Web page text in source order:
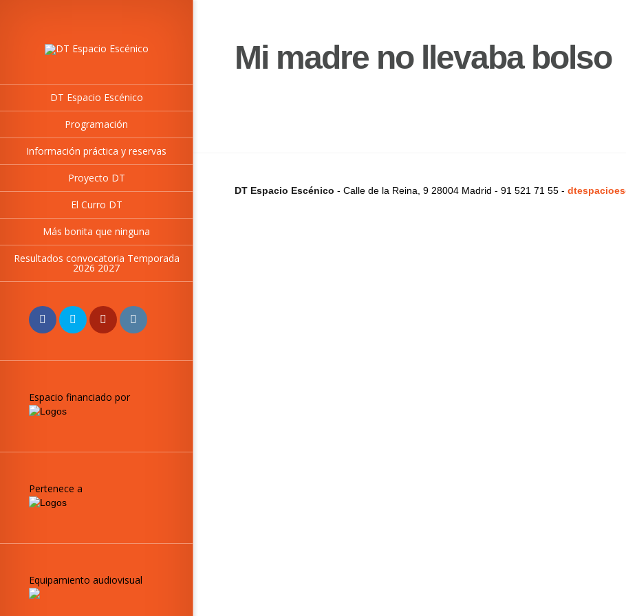
DT Espacio Escénico
Programación
Información práctica y reservas
Proyecto DT
El Curro DT
Más bonita que ninguna
Resultados convocatoria Temporada
2026 2027
Espacio financiado por
Pertenece a
Equipamiento audiovisual
Mi madre no llevaba bolso
DT Espacio Escénico - Calle de la Reina, 9 28004 Madrid - 91 521 71 55 -